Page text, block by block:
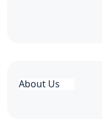
About Us